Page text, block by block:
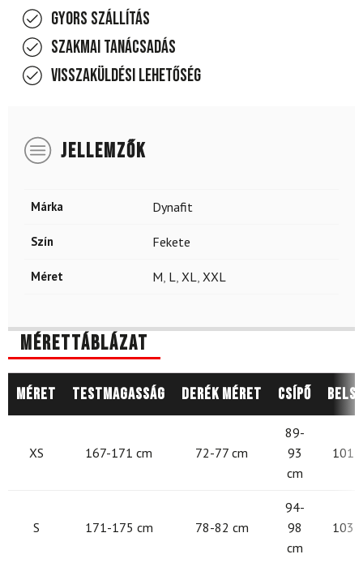
Gyors szállítás
Szakmai tanácsadás
Visszaküldési lehetőség
JELLEMZŐK
Márka Dynafit
Szín Fekete
Méret M, L, XL, XXL
Mérettáblázat
Méret Testmagasság Derék méret Csípő
XS 167-171 cm 72-77 cm
89-
93
cm
101
S 171-175 cm 78-82 cm
94-
98
cm
103